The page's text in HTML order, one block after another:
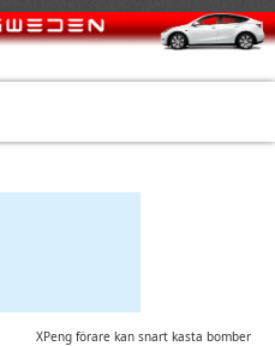
XPeng förare kan snart kasta bomber